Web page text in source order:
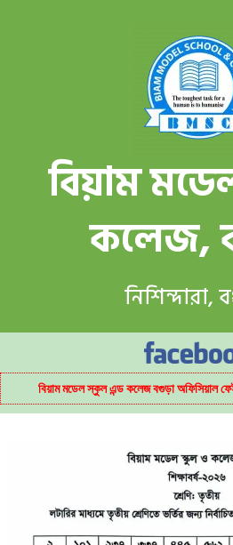
বিয়াম
কলেজ,
নিশিন্দারা,
বিয়াম মডেল স্কুল এন্ড কলেজ বগুড়া অফিসিয়াল